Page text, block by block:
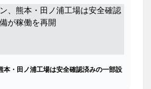
本・田ノ浦工場は安全確認済みの一部設